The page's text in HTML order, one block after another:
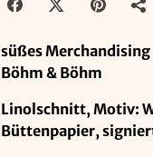
süßes
Böhm & Böhm
Linolschnitt, Motiv:
Büttenpapier,